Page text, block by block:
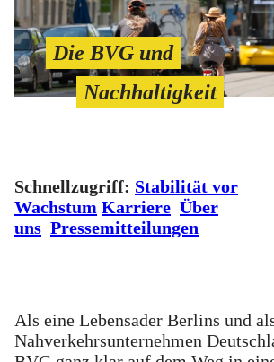
Die BVG und
Nachhaltigkeit
Schnellzugriff: Stabilität vor
Wachstum Karriere Über
uns Pressemitteilungen
Als eine Lebensader Berlins und
Nahverkehrsunternehmen